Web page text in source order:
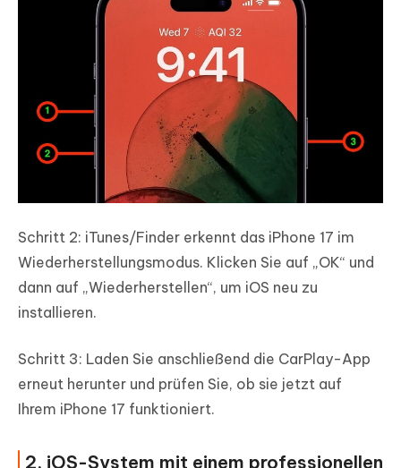
Schritt 2: iTunes/Finder erkennt das iPhone 17 im
Wiederherstellungsmodus. Klicken Sie auf „OK“ und
dann auf „Wiederherstellen“, um iOS neu zu
installieren.
Schritt 3: Laden Sie anschließend die CarPlay-App
erneut herunter und prüfen Sie, ob sie jetzt auf
Ihrem iPhone 17 funktioniert.
2. iOS-System mit einem professionellen